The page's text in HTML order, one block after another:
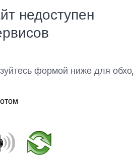
недоступен
формой ниже для